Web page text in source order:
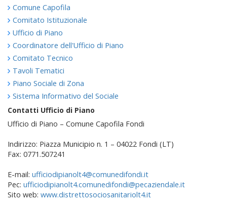
Comune Capofila
Comitato Istituzionale
Ufficio di Piano
Coordinatore dell'Ufficio di Piano
Comitato Tecnico
Tavoli Tematici
Piano Sociale di Zona
Sistema Informativo del Sociale
Contatti Ufficio di Piano
Ufficio di Piano – Comune Capofila Fondi
Indirizzo: Piazza Municipio n. 1 – 04022 Fondi (LT)
Fax: 0771.507241
E-mail: ufficiodipianolt4@comunedifondi.it
Pec: ufficiodipianolt4.comunedifondi@pecaziendale.it
Sito web: www.distrettosociosanitariolt4.it